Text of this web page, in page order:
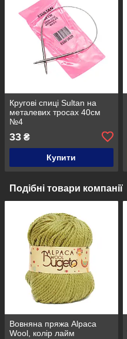
Кругові спиці Sultan на
металевих тросах 40см
№4
33 ₴
Купити
Подібні товари компанії
Вовняна пряжа Alpaca
Wool, колір лайм